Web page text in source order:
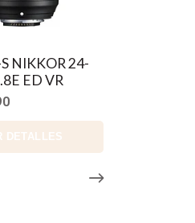
Nikon F AF-S 16-35 f4G
ED VR (U)
$1.099.900
VER DETALLES